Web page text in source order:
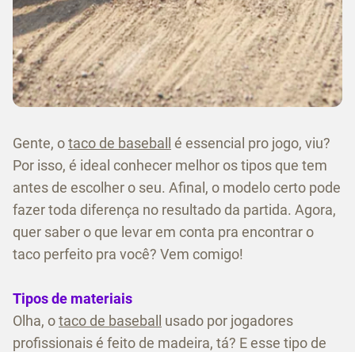
Gente, otaco de baseball
é essencial pro jogo, viu?
Por isso, é ideal conhecer melhor os tipos que tem
antes de escolher o seu. Afinal, o modelo certo pode
fazer toda diferença no resultado da partida. Agora,
quer saber o que levar em conta pra encontrar o
taco perfeito pra você? Vem comigo!
Tipos de materiais
Olha, otaco de baseball
usado por jogadores
profissionais é feito de madeira, tá? E esse tipo de